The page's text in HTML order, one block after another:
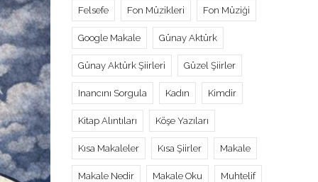
Felsefe Fon Müzikleri Fon Müziği
Google Makale Günay Aktürk
Günay Aktürk Şiirleri Güzel Şiirler
Inancını Sorgula Kadın Kimdir
Kitap Alıntıları Köşe Yazıları
Kısa Makaleler Kısa Şiirler Makale
Makale Nedir Makale Oku Muhtelif